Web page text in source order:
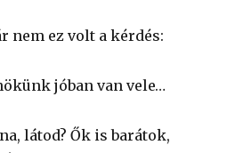
nem ez volt a kérdés:
jóban van vele…
látod? Ők is barátok,